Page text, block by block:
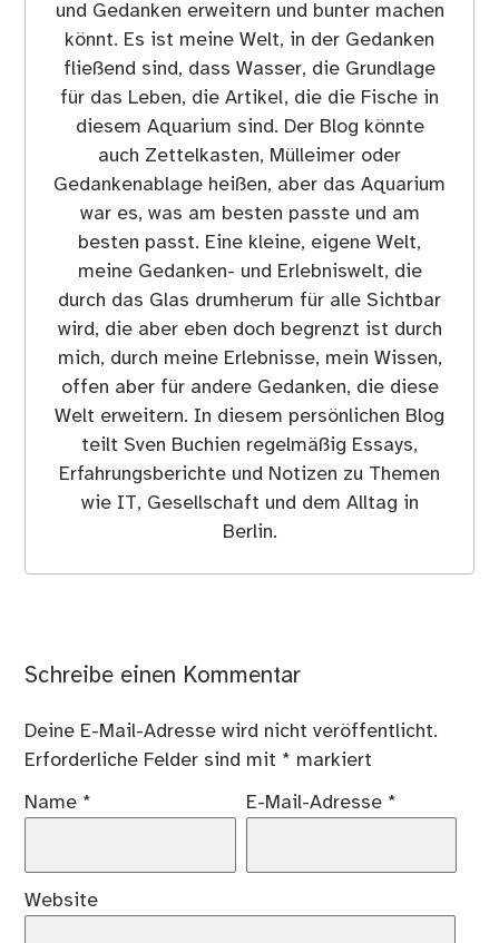
und Gedanken erweitern und bunter machen
könnt. Es ist meine Welt, in der Gedanken
fließend sind, dass Wasser, die Grundlage
für das Leben, die Artikel, die die Fische in
diesem Aquarium sind. Der Blog könnte
auch Zettelkasten, Mülleimer oder
Gedankenablage heißen, aber das Aquarium
war es, was am besten passte und am
besten passt. Eine kleine, eigene Welt,
meine Gedanken- und Erlebniswelt, die
durch das Glas drumherum für alle Sichtbar
wird, die aber eben doch begrenzt ist durch
mich, durch meine Erlebnisse, mein Wissen,
offen aber für andere Gedanken, die diese
Welt erweitern. In diesem persönlichen Blog
teilt Sven Buchien regelmäßig Essays,
Erfahrungsberichte und Notizen zu Themen
wie IT, Gesellschaft und dem Alltag in
Berlin.
Schreibe einen Kommentar
Deine E-Mail-Adresse wird nicht veröffentlicht.
Erforderliche Felder sind mit * markiert
Name * E-Mail-Adresse *
Website